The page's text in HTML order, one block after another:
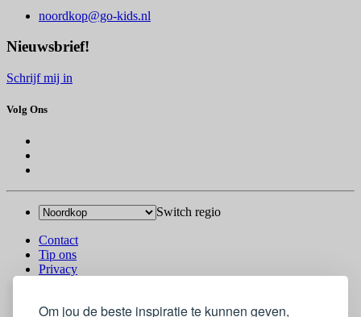
Om jou de beste inspiratie te kunnen geven,
noordkop@go-kids.nl
Nieuwsbrief!
Schrijf mij in
Volg Ons
Switch regio
Contact
Tip ons
Privacy